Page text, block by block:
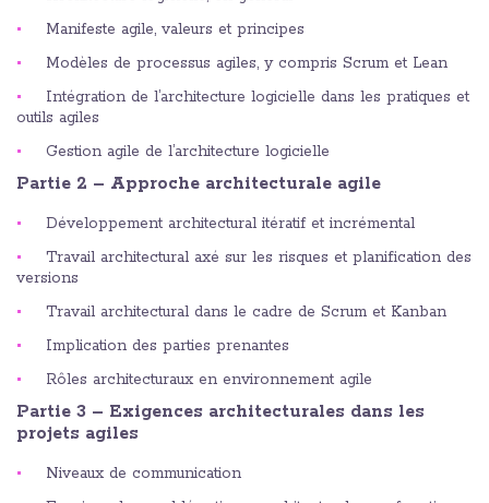
Manifeste agile, valeurs et principes
Modèles de processus agiles, y compris Scrum et Lean
Intégration de l’architecture logicielle dans les pratiques et
outils agiles
Gestion agile de l’architecture logicielle
Partie 2 – Approche architecturale agile
Développement architectural itératif et incrémental
Travail architectural axé sur les risques et planification des
versions
Travail architectural dans le cadre de Scrum et Kanban
Implication des parties prenantes
Rôles architecturaux en environnement agile
Partie 3 – Exigences architecturales dans les
projets agiles
Niveaux de communication